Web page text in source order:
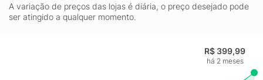
A variação de preços das lojas é diária, o preço desejado pode
ser atingido a qualquer momento.
R$ 399,99
há 2 meses